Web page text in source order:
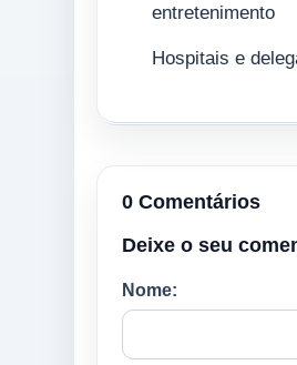
entretenimento
Hospitais e
0 Comentários
Deixe o seu
Nome: